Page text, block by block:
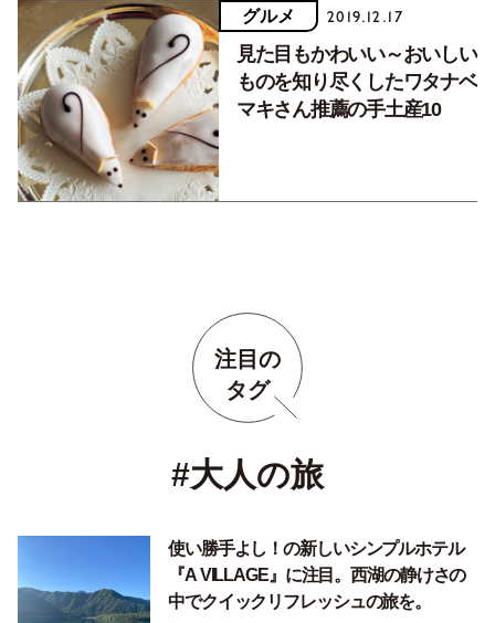
グルメ 2019.12.17
見た目もかわいい～おいしい
ものを知り尽くしたワタナベ
マキさん推薦の手土産10
注目の
タグ
#大人の旅
使い勝手よし！の新しいシンプルホテル
『A VILLAGE』に注目。西湖の静けさの
中でクイックリフレッシュの旅を。